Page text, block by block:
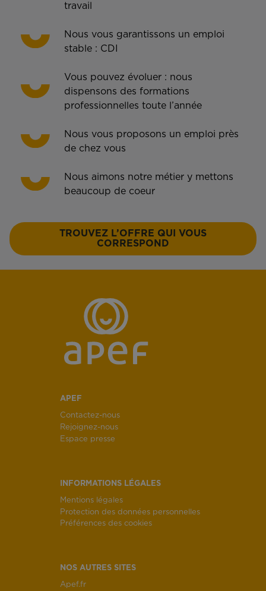
travail
Nous vous garantissons un emploi
stable : CDI
Vous pouvez évoluer : nous
dispensons des formations
professionnelles toute l’année
Nous vous proposons un emploi près
de chez vous
Nous aimons notre métier y mettons
beaucoup de coeur
TROUVEZ L’OFFRE QUI VOUS
CORRESPOND
APEF
Contactez-nous
Rejoignez-nous
Espace presse
INFORMATIONS LÉGALES
Mentions légales
Protection des données personnelles
Préférences des cookies
NOS AUTRES SITES
Apef.fr